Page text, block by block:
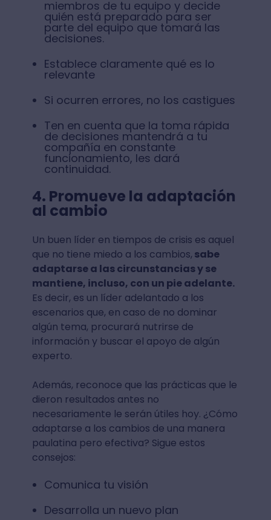
miembros de tu equipo y decide
quién está preparado para ser
parte del equipo que tomará las
decisiones.
Establece claramente qué es lo
relevante
Si ocurren errores, no los castigues
Ten en cuenta que la toma rápida
de decisiones mantendrá a tu
compañía en constante
funcionamiento, les dará
continuidad.
4. Promueve la adaptación
al cambio
Un buen líder en tiempos de crisis es aquel
que no tiene miedo a los cambios, sabe
adaptarse a las circunstancias y se
mantiene, incluso, con un pie adelante.
Es decir, es un líder adelantado a los
escenarios que, en caso de no dominar
algún tema, procurará nutrirse de
información y buscar el apoyo de algún
experto.
Además, reconoce que las prácticas que le
dieron resultados antes no
necesariamente le serán útiles hoy. ¿Cómo
adaptarse a los cambios de una manera
paulatina pero efectiva? Sigue estos
consejos:
Comunica tu visión
Desarrolla un nuevo plan